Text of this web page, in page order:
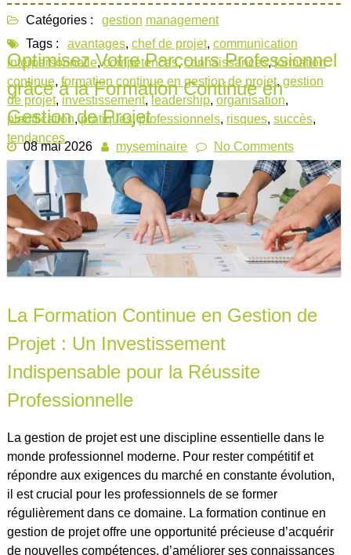
Catégories : gestion management
Tags :
avantages, chef de projet, communication
interpersonnelle,compétences,connaissances,formation
continue, formation continue en gestion de projet, gestion
de projet, investissement, leadership, organisation,
planification,pratiques,professionnels, risques, succès,
tendances
Optimisez Votre Parcours Professionnel
grâce à la Formation Continue en
Gestion de Projet
08 mai 2026 myseminaire No Comments
La Formation Continue en Gestion de
Projet : Un Investissement
Indispensable pour la Réussite
Professionnelle
La gestion de projet est une discipline essentielle dans le
monde professionnel moderne. Pour rester compétitif et
répondre aux exigences du marché en constante évolution,
il est crucial pour les professionnels de se former
régulièrement dans ce domaine. La formation continue en
gestion de projet offre une opportunité précieuse d’acquérir
de nouvelles compétences, d’améliorer ses connaissances